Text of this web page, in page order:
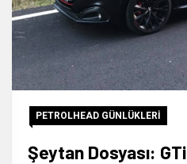
PETROLHEAD GÜNLÜKLERİ
Şeytan Dosyası: GTi